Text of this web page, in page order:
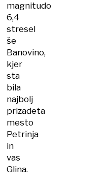
magnitudo
6,4
stresel
še
Banovino,
kjer
sta
bila
najbolj
prizadeta
mesto
Petrinja
in
vas
Glina.